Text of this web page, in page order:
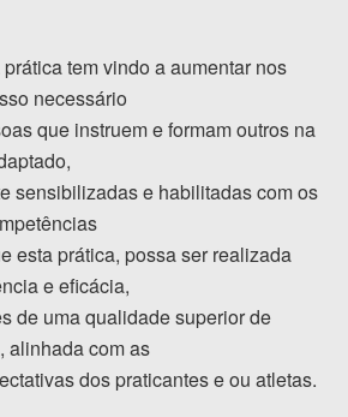
tem vindo a aumentar nos
necessário
que instruem e formam outros na
sensibilizadas e habilitadas com os
esta prática, possa ser realizada
e eficácia,
de uma qualidade superior de
alinhada com as
dos praticantes e ou atletas.